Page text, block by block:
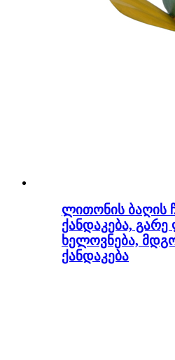
ლითონის ბაღის
ქანდაკება,
ხელოვნება,
ქანდაკება